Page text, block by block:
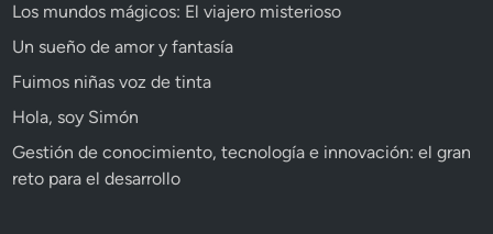
Los mundos mágicos: El viajero misterioso
Un sueño de amor y fantasía
Fuimos niñas voz de tinta
Hola, soy Simón
Gestión de conocimiento, tecnología e innovación: el gran
reto para el desarrollo